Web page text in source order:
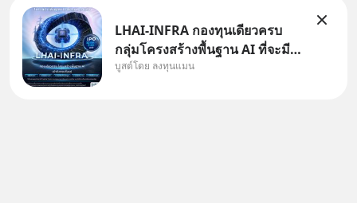
LHAI-INFRA กองทุนเดียวครบ
กลุ่มโครงสร้างพื้นฐาน AI ที่จะมี
งบลงทุนครั้งใหญ่ในประวัติศาสตร์
บูสต์โดย ลงทุนแมน